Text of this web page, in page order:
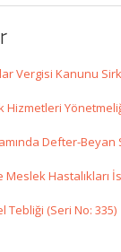
Vergisi Kanunu
Hizmetleri
Defter-Beyan
Meslek Hastalıkları
Tebliği (Seri No: 335)